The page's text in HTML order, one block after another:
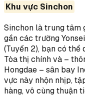
Khu vực Sinchon
Sinchon là trung tâm
gần các trường
(Tuyến 2), bạn có thể
Tòa thị chính và –
Hongdae – sân bay
vực này nhộn nhịp,
hàng, vô cùng thuận